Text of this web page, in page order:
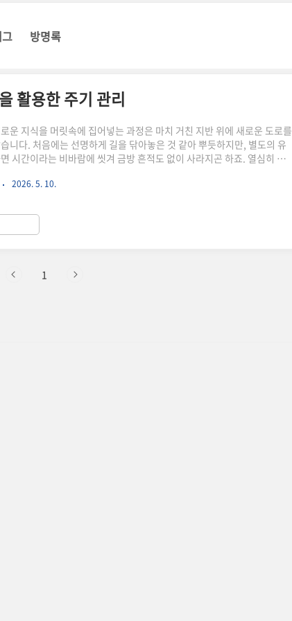
방명록
활용한 주기 관리
운 지식을 머릿속에 집어넣는 과정은 마치 거친 지반 위에 새로운 도로를
니다. 처음에는 선명하게 길을 닦아놓은 것 같아 뿌듯하지만, 별도의 유
시간이라는 비바람에 씻겨 금방 흔적도 없이 사라지곤 하죠. 열심히 공
니라 우리 뇌가 가진 지극히 정상적인 생존 본능 때문입니다. 독일의 심
속도를 늦출 수 있는지에 대한 가장 과학적인 해답을 제시합니다.망각
의 효율적인 자원 관리 시스템입니다. 뇌는 매일 쏟아지는 방..
2026. 5. 10.
1